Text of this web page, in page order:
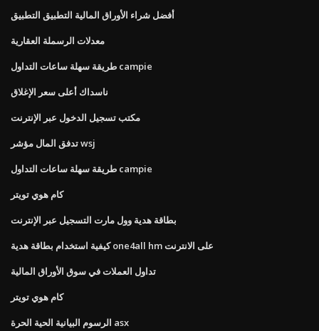
أفضل شراء الأوراق المالية التطبيق التطبيق
معدلات الرسملة العقارية
طريقة سهلة ساعات التداول campie
ناسداك أعلى سعر الإغلاق
مكتب تسجيل الدخول عبر الإنترنت
تدفق المال مؤشر wsj
طريقة سهلة ساعات التداول campie
كام هوي تويتر
بطاقة هدية وول مارت التسجيل عبر الإنترنت
كيفية استخدام بطاقة هدية one4all hm على الانترنت
تداول العملات في سوق الأوراق المالية
كام هوي تويتر
الرسوم البيانية الحية الحرة asx